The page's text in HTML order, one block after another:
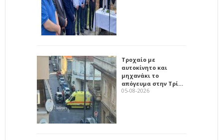
Τροχαίο με
αυτοκίνητο και
μηχανάκι το
απόγευμα στην Τρί…
05-08-2026